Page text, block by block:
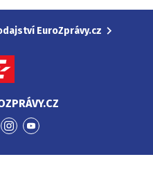
EuroZprávy.cz
Přejít
Instagram
Přejít
YouTube